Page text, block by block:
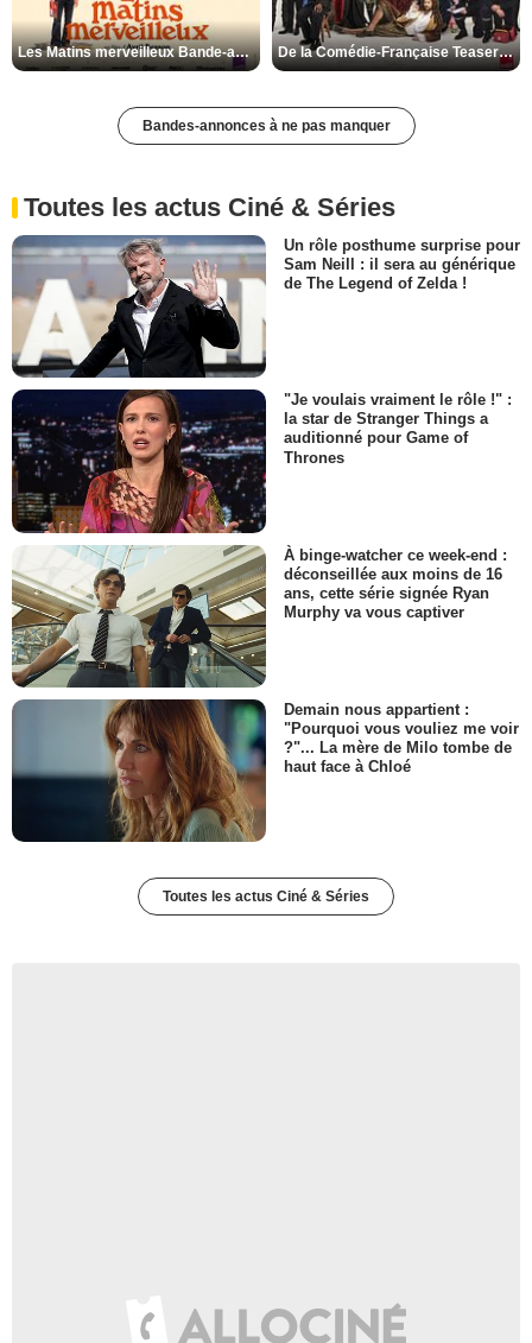
Les Matins merveilleux Bande-annonce VF De la Comédie-Française Teaser VF
Bandes-annonces à ne pas manquer
Toutes les actus Ciné & Séries
Un rôle posthume surprise pour
Sam Neill : il sera au générique
de The Legend of Zelda !
"Je voulais vraiment le rôle !" :
la star de Stranger Things a
auditionné pour Game of
Thrones
À binge-watcher ce week-end :
déconseillée aux moins de 16
ans, cette série signée Ryan
Murphy va vous captiver
Demain nous appartient :
"Pourquoi vous vouliez me voir
?"... La mère de Milo tombe de
haut face à Chloé
Toutes les actus Ciné & Séries